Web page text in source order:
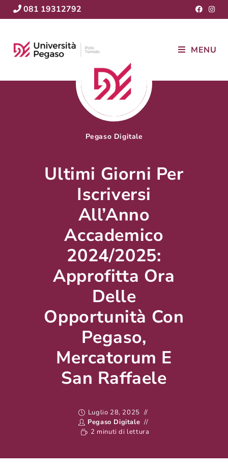
081 19312792
MENU
Pegaso Digitale
Ultimi Giorni Per
Iscriversi
All’Anno
Accademico
2024/2025:
Approfitta Ora
Delle
Opportunità Con
Pegaso,
Mercatorum E
San Raffaele
Luglio 28, 2025
Pegaso Digitale
2 minuti di lettura